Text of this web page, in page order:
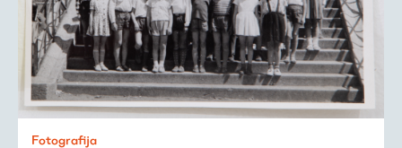
Fotografija